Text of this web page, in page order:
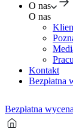
O nas
O nas
Kontakt
Bezpłatna
Bezpłatna wycena